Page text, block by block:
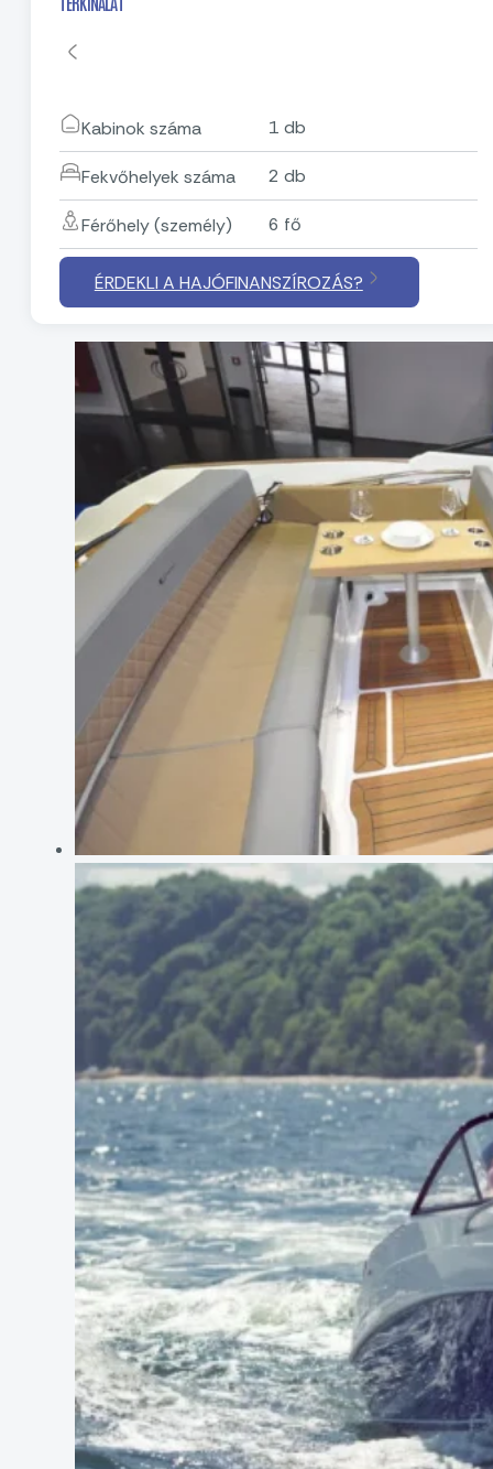
Kabinok száma 1 db
Fekvőhelyek száma 2 db
Férőhely (személy) 6 fő
ÉRDEKLI A HAJÓFINANSZÍROZÁS?